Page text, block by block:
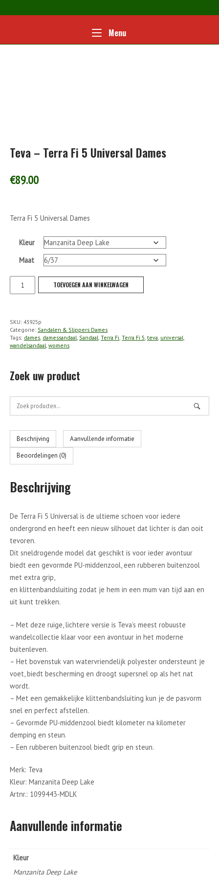
naar
Home
MenuMenu
Teva – Terra Fi 5 Universal Dames
€89.00
Terra Fi 5 Universal Dames
Kleur
Maat
Teva
-
5
Universal
Dames
TOEVOEGEN AAN WINKELWAGEN
SKU: 43925p
Categorie: Sandalen & Slippers Dames
Tags: dames damessandaal Sandaal Terra Fi Terra Fi 5 teva universal
wandelsandaal womens
Zoek uw product
Zoek
naar:
Beschrijving Aanvullende informatie
Beoordelingen (0)
Beschrijving
De Terra Fi 5 Universal is de ultieme schoen voor iedere
ondergrond en heeft een nieuw silhouet dat lichter is dan ooit
tevoren.
Dit sneldrogende model dat geschikt is voor ieder avontuur
biedt een gevormde PU-middenzool, een rubberen buitenzool
met extra grip,
en klittenbandsluiting zodat je hem in een mum van tijd aan en
uit kunt trekken.
– Met deze ruige, lichtere versie is Teva’s meest robuuste
wandelcollectie klaar voor een avontuur in het moderne
buitenleven.
– Het bovenstuk van watervriendelijk polyester ondersteunt je
voet, biedt bescherming en droogt supersnel op als het nat
wordt.
– Met een gemakkelijke klittenbandsluiting kun je de pasvorm
snel en perfect afstellen.
– Gevormde PU-middenzool biedt kilometer na kilometer
demping en steun.
– Een rubberen buitenzool biedt grip en steun.
Merk: Teva
Kleur: Manzanita Deep Lake
Artnr.: 1099443-MDLK
Aanvullende informatie
Kleur
Manzanita Deep Lake